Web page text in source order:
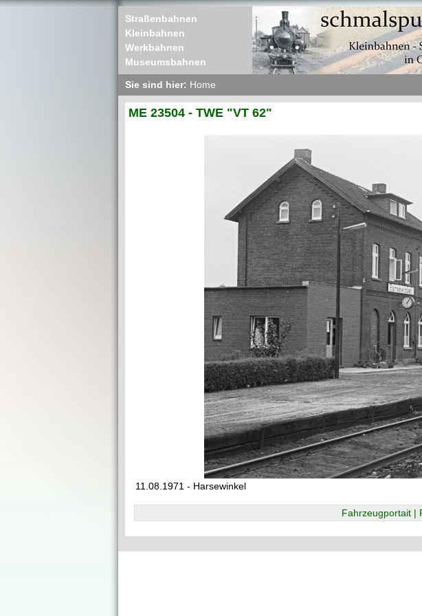
Straßenbahnen
Kleinbahnen
Werkbahnen
Museumsbahnen
Sie sind hier: Home
ME 23504 - TWE "VT 62"
11.08.1971 - Harsewinkel
Fahrzeugportait |